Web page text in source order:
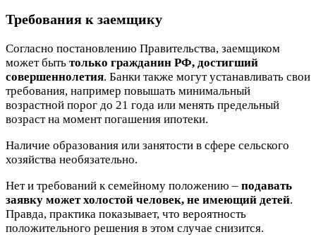
Требования к заемщику
Согласно постановлению Правительства, заемщиком
может быть только гражданин РФ, достигший
совершеннолетия. Банки также могут устанавливать свои
требования, например повышать минимальный
возрастной порог до 21 года или менять предельный
возраст на момент погашения ипотеки.
Наличие образования или занятости в сфере сельского
хозяйства необязательно.
Нет и требований к семейному положению – подавать
заявку может холостой человек, не имеющий детей.
Правда, практика показывает, что вероятность
положительного решения в этом случае снизится.